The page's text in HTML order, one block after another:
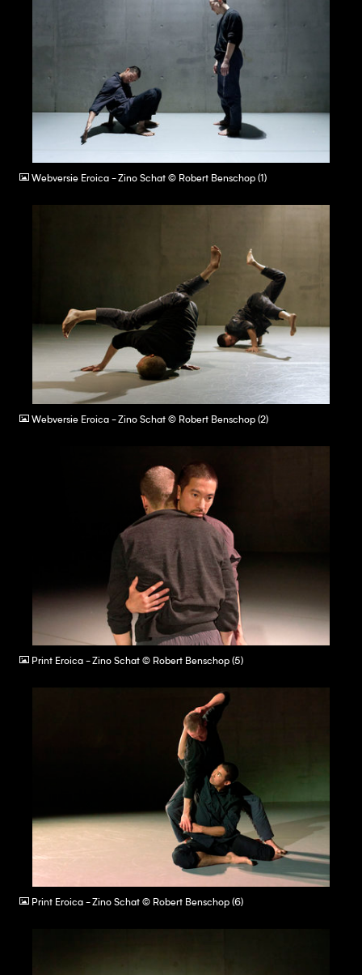
Webversie Eroica - Zino Schat © Robert Benschop (1)
JPG
Webversie Eroica - Zino Schat © Robert Benschop (2)
Print Eroica - Zino Schat © Robert Benschop (5)
Print Eroica - Zino Schat © Robert Benschop (6)